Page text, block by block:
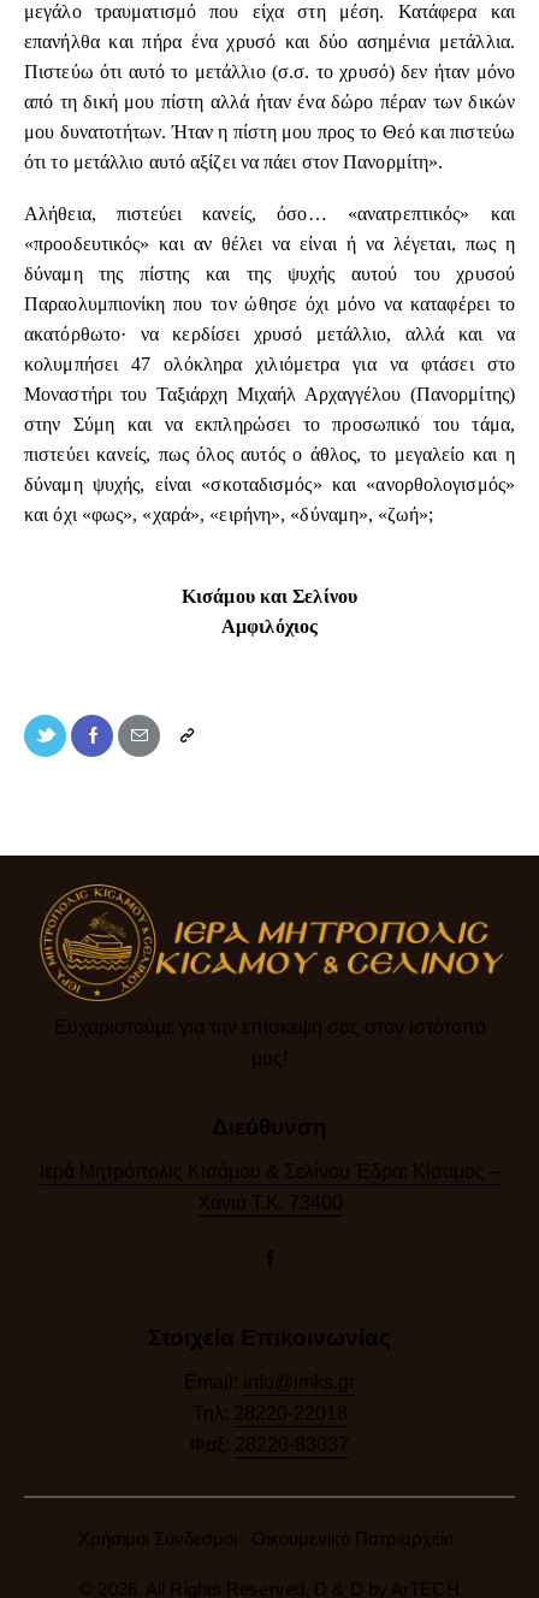
μεγάλο τραυματισμό που είχα στη μέση. Κατάφερα και
επανήλθα και πήρα ένα χρυσό και δύο ασημένια μετάλλια.
Πιστεύω ότι αυτό το μετάλλιο (σ.σ. το χρυσό) δεν ήταν μόνο
από τη δική μου πίστη αλλά ήταν ένα δώρο πέραν των δικών
μου δυνατοτήτων. Ήταν η πίστη μου προς το Θεό και πιστεύω
ότι το μετάλλιο αυτό αξίζει να πάει στον Πανορμίτη».
Αλήθεια, πιστεύει κανείς, όσο… «ανατρεπτικός» και
«προοδευτικός» και αν θέλει να είναι ή να λέγεται, πως η
δύναμη της πίστης και της ψυχής αυτού του χρυσού
Παραολυμπιονίκη που τον ώθησε όχι μόνο να καταφέρει το
ακατόρθωτο· να κερδίσει χρυσό μετάλλιο, αλλά και να
κολυμπήσει 47 ολόκληρα χιλιόμετρα για να φτάσει στο
Μοναστήρι του Ταξιάρχη Μιχαήλ Αρχαγγέλου (Πανορμίτης)
στην Σύμη και να εκπληρώσει το προσωπικό του τάμα,
πιστεύει κανείς, πως όλος αυτός ο άθλος, το μεγαλείο και η
δύναμη ψυχής, είναι «σκοταδισμός» και «ανορθολογισμός»
και όχι «φως», «χαρά», «ειρήνη», «δύναμη», «ζωή»;
Κισάμου και Σελίνου
Αμφιλόχιος
Ευχαριστούμε για την επίσκεψή σας στον ιστότοπό
μας!​
Διεύθυνση
Ιερά Μητρόπολις Κισάμου & Σελίνου Έδρα: Κίσαμος –
Χανιά Τ.Κ. 73400
Στοιχεία Επικοινωνίας
Email: info@imks.gr
Τηλ: 28220-22018
Φαξ: 28220-83037
Χρήσιμοι Σύνδεσμοι Οικουμενικό Πατριαρχείο
© 2026. All Rights Reserved. D & D by ArTECH